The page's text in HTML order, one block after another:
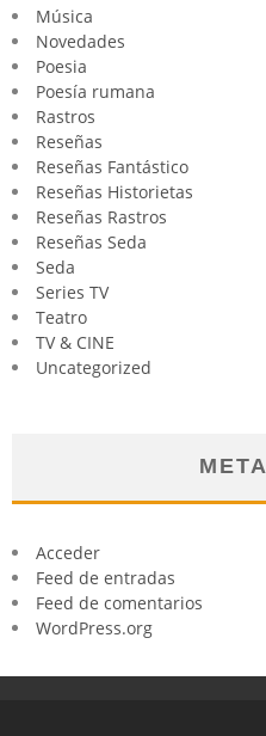
Música
Novedades
Poesia
Poesía rumana
Rastros
Reseñas
Reseñas Fantástico
Reseñas Historietas
Reseñas Rastros
Reseñas Seda
Seda
Series TV
Teatro
TV & CINE
Uncategorized
META
Acceder
Feed de entradas
Feed de comentarios
WordPress.org